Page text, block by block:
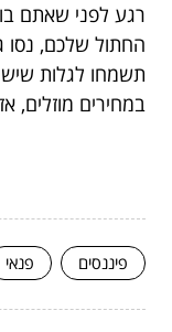
רגע לפני שאתם
החתול שלכם, נסו
תשמחו לגלות
במחירים מוזלים,
פיננסים פנאי